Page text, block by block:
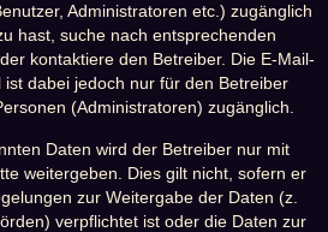
Administratoren etc.) zugänglich
hast, suche nach entsprechenden
kontaktiere den Betreiber. Die E-Mail-
dabei jedoch nur für den Betreiber
(Administratoren) zugänglich.
Daten wird der Betreiber nur mit
weitergeben. Dies gilt nicht, sofern er
zur Weitergabe der Daten (z.
verpflichtet ist oder die Daten zur